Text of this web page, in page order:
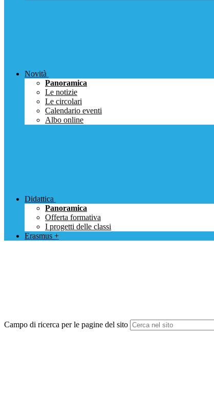
Novità
Panoramica
Le notizie
Le circolari
Calendario eventi
Albo online
Didattica
Panoramica
Offerta formativa
I progetti delle classi
Erasmus +
Campo di ricerca per le pagine del sito